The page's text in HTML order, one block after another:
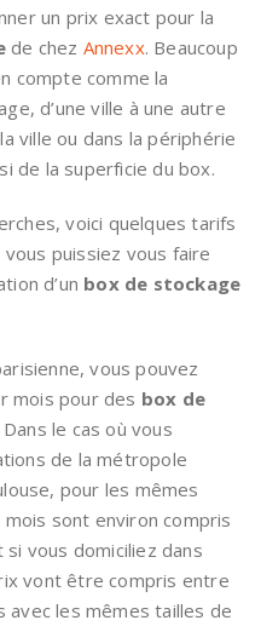
un prix exact pour la
de chez Annexx. Beaucoup
compte comme la
d’une ville à une autre
ville ou dans la périphérie
de la superficie du box.
voici quelques tarifs
puissiez vous faire
d’un box de stockage
vous pouvez
mois pour des box de
le cas où vous
de la métropole
pour les mêmes
mois sont environ compris
vous domiciliez dans
vont être compris entre
les mêmes tailles de